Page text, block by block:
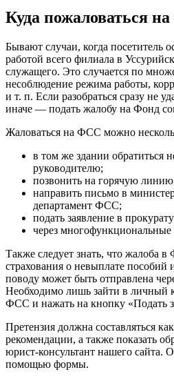
Куда пожаловаться
Бывают случаи, когда посетитель
работой всего филиала в
служащего. Это случается по
несоблюдение режима работы,
и т. п. Если разобраться сразу не
иначе — подать жалобу на Фонд
Жаловаться на ФСС можно
в том же здании обратиться
руководителю;
позвонить на горячую
направить письмо в
департамент ФСС;
подать заявление в
через многофункциональные
Также следует знать, что жалоба
страхования о невыплате
поводу может быть отправлена
Необходимо лишь зайти в личный
ФСС и нажать на кнопку «Подать
Претензия должна составляться
рекомендации, а также показать
юрист-консультант нашего сайта.
помощью формы.